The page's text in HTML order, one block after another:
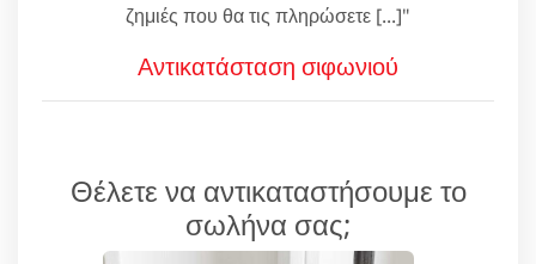
ζημιές που θα τις πληρώσετε [...]"
Αντικατάσταση σιφωνιού
Θέλετε να αντικαταστήσουμε το
σωλήνα σας;